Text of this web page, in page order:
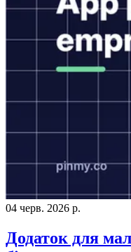
04 черв. 2026 р.
Додаток для